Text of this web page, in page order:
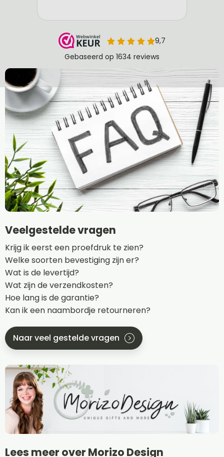
Veelgestelde vragen
Krijg ik eerst een proefdruk te zien?
Welke soorten bevestiging zijn er?
Wat is de levertijd?
Wat zijn de verzendkosten?
Hoe lang is de garantie?
Kan ik een naambordje retourneren?
Naar veel gestelde vragen
Lees meer over Morizo Design